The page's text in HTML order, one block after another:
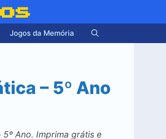
Jogos da Memória
– 5º Ano
Ano. Imprima grátis e